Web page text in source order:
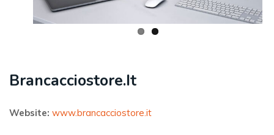
Brancacciostore.it
Website: www.brancacciostore.it